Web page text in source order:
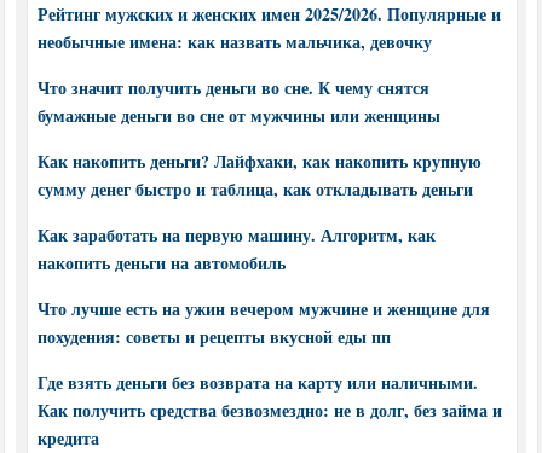
Рейтинг мужских и женских имен 2025/2026. Популярные и
необычные имена: как назвать мальчика, девочку
Что значит получить деньги во сне. К чему снятся
бумажные деньги во сне от мужчины или женщины
Как накопить деньги? Лайфхаки, как накопить крупную
сумму денег быстро и таблица, как откладывать деньги
Как заработать на первую машину. Алгоритм, как
накопить деньги на автомобиль
Что лучше есть на ужин вечером мужчине и женщине для
похудения: советы и рецепты вкусной еды пп
Где взять деньги без возврата на карту или наличными.
Как получить средства безвозмездно: не в долг, без займа и
кредита